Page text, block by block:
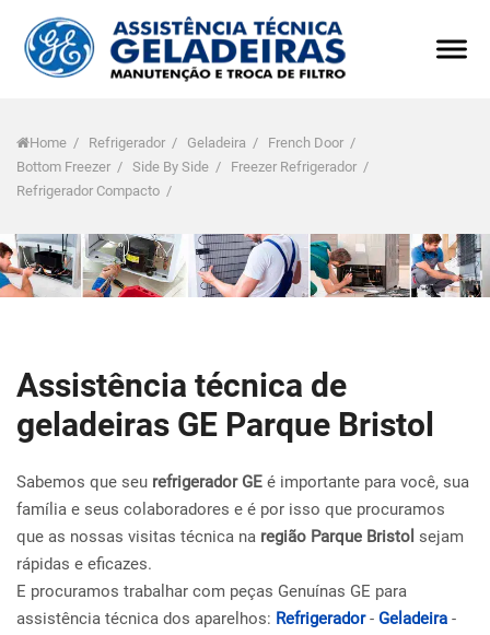
Home / Refrigerador / Geladeira / French Door /
Bottom Freezer / Side By Side / Freezer Refrigerador /
Refrigerador Compacto /
Assistência técnica de
geladeiras GE Parque Bristol
Sabemos que seu refrigerador GE é importante para você, sua
família e seus colaboradores e é por isso que procuramos
que as nossas visitas técnica na região Parque Bristol sejam
rápidas e eficazes.
E procuramos trabalhar com peças Genuínas GE para
assistência técnica dos aparelhos: Refrigerador- Geladeira -